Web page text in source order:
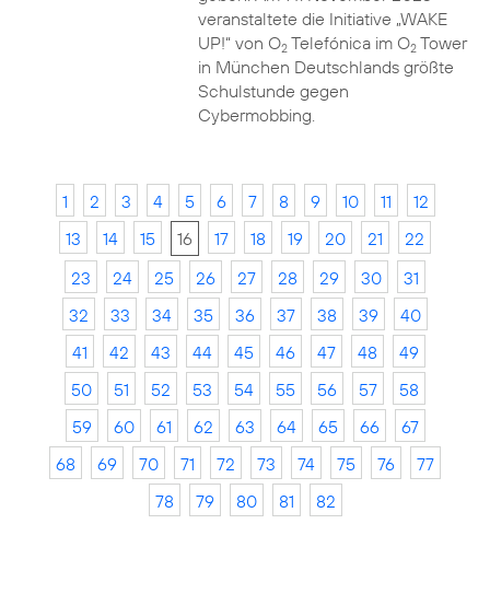
veranstaltete die Initiative „WAKE
UP!“ von O2Telefónica im O2Tower
in München Deutschlands größte
Schulstunde gegen
Cybermobbing.
1 2 3 4 5 6 7 8 9 10 11
12
13
14 15 16 17 18 19 20 21
22
23
24 25 26 27 28 29 30
31
32
33 34 35 36 37 38 39
40
41
42 43 44 45 46 47 48
49
50
51 52 53 54 55 56 57
58
59
60 61 62 63 64 65 66
67
68
69 70 71 72 73 74 75 76
77
78
79 80 81 82